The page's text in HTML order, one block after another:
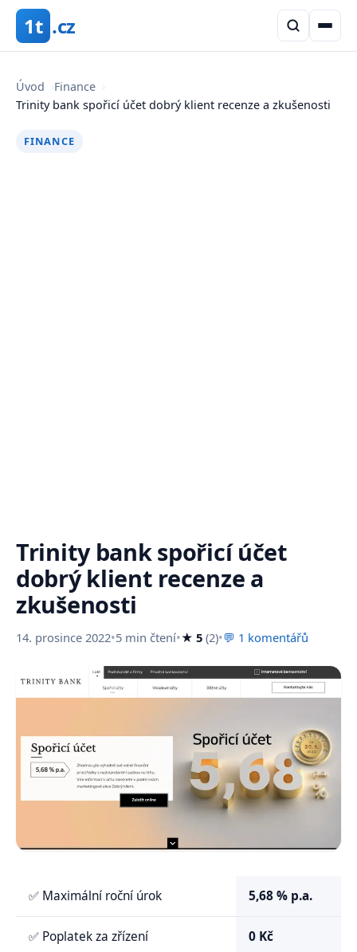
1t .cz
Úvod ›Finance ›
Trinity bank spořicí účet dobrý klient recenze a zkušenosti
FINANCE
Trinity bank spořicí účet
dobrý klient recenze a
zkušenosti
14. prosince 2022•5 min čtení•★ 5 (2)•💬 1 komentářů
✅ Maximální roční úrok 5,68% p.a.
✅ Poplatek za zřízení 0 Kč